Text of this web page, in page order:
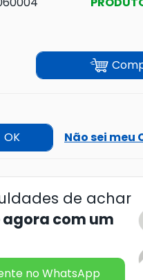
OK Não sei meu
de achar
agora com um
no WhatsApp